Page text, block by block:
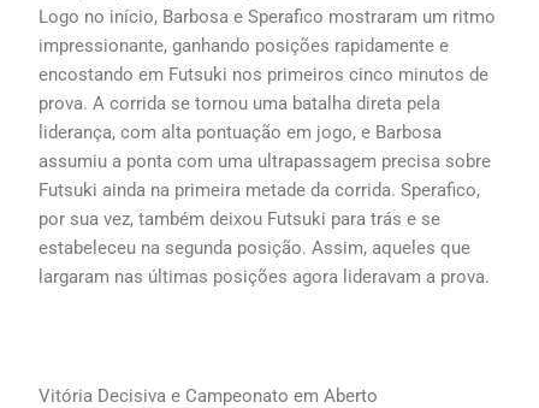
Logo no início, Barbosa e Sperafico mostraram um ritmo
impressionante, ganhando posições rapidamente e
encostando em Futsuki nos primeiros cinco minutos de
prova. A corrida se tornou uma batalha direta pela
liderança, com alta pontuação em jogo, e Barbosa
assumiu a ponta com uma ultrapassagem precisa sobre
Futsuki ainda na primeira metade da corrida. Sperafico,
por sua vez, também deixou Futsuki para trás e se
estabeleceu na segunda posição. Assim, aqueles que
largaram nas últimas posições agora lideravam a prova.
Vitória Decisiva e Campeonato em Aberto